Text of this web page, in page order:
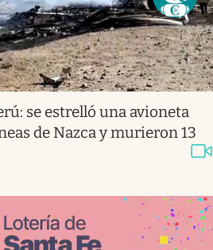
se estrelló una avioneta
de Nazca y murieron 13